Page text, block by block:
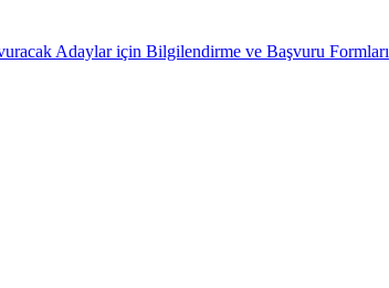
Adaylar için Bilgilendirme ve Başvuru Formları